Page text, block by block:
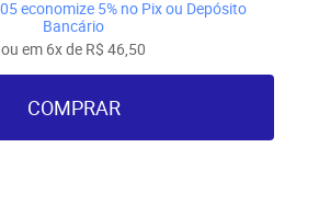
economize 5% no Pix ou Depósito
Bancário
ou em 6xde R$ 46,50
COMPRAR